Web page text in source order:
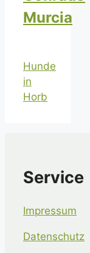
Murcia
Hunde
in
Horb
Service
Impressum
Datenschutz